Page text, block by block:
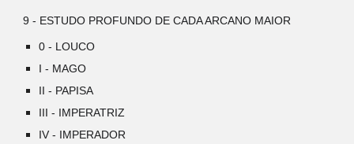
9 - ESTUDO PROFUNDO DE CADA ARCANO MAIOR
0 - LOUCO
I - MAGO
II - PAPISA
III - IMPERATRIZ
IV - IMPERADOR